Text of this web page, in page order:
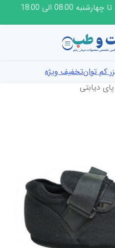
الی 18:00
کم توانتخفیف ویژه
دیابتی